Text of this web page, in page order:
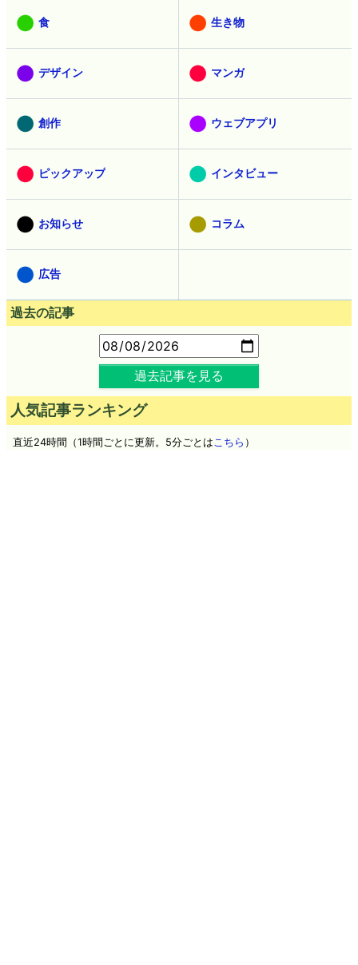
食 生き物
デザイン マンガ
創作 ウェブアプリ
ピックアップ インタビュー
お知らせ コラム
広告
過去の記事
過去記事を見る
人気記事ランキング
直近24時間（1時間ごとに更新。5分ごとはこちら ）